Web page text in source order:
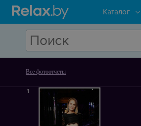
Каталог
Все фотоотчеты